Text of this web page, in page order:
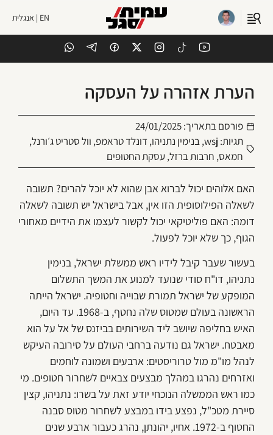
EN | אנגלית
הערת אזהרה על העסקה
פורסם בתאריך:24/01/2025
תגיות: wsj
,בנימין נתניהו, דונלד טראמפ, וול סטריט ג׳ורנל,
חמאס, חרבות ברזל,עסקת החטופים
האם אלוהים יכול לברוא אבן שהוא לא יוכל להרים? תשובה
לשאלה הפילוסופית הזו אין, אבל בישראל יש תשובה לשאלה
דומה: האם פוליטיקאי יכול לקשור לעצמו את הידיים מאחורי
הגוף, כך שלא יוכל לפעול.
בעשור שעבר קיבל לידיו ראש ממשלת ישראל, בנימין
נתניהו, דו"ח סודי שנועד למנוע את המשך התשלום
המופקע של ישראל תמורת שבוייה וחטופיה. ישראל הייתה
הראשונה בעולם שמטוס שלה נחטף, ב-1968. עד היום,
האיש בחליפה שיושב ליד השירותים בביזנס של אל על הוא
מאבטח. ישראל גם נודעה ברחבי העולם על סירובה העיקש
לנהל מו"מ מול טרוריסטים: ארבעים ושמונה לוחמים
ואזרחים נהרגו במהלך מבצעים צבאיים לשחרור חטופים. מי
כמו ראש הממשלה הנוכחי יודע זאת על בשרו: נתניהו, קצין
סיירת מטכ"ל, נפצע בידו במבצע לשחרור מטוס סבנה
החטוף ב-1972. אחיו, יהונתן, נהרג כעבור ארבע שנים